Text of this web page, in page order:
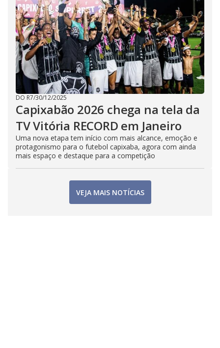
DO R7/30/12/2025
Capixabão 2026 chega na tela da
TV Vitória RECORD em Janeiro
Uma nova etapa tem início com mais alcance, emoção e
protagonismo para o futebol capixaba, agora com ainda
mais espaço e destaque para a competição
VEJA MAIS NOTÍCIAS